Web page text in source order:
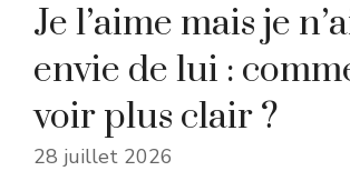
Je l’aime mais je
envie de lui :
voir plus clair ?
28 juillet 2026